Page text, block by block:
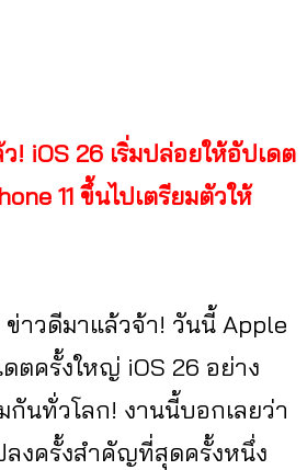
! iOS 26 เริ่มปล่อยให้อัปเดต
11 ขึ้นไปเตรียมตัวให้
ข่าวดีมาแล้วจ้า! วันนี้ Apple
ตครั้งใหญ่ iOS 26 อย่าง
กันทั่วโลก! งานนี้บอกเลยว่า
ลงครั้งสำคัญที่สุดครั้งหนึ่ง